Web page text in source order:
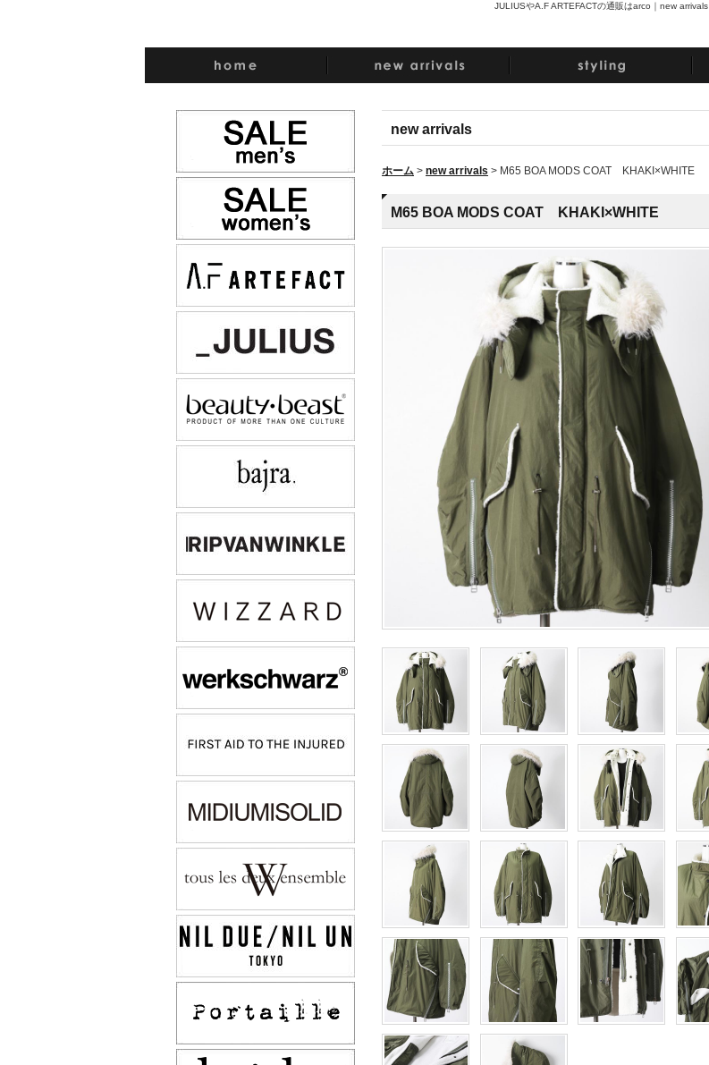
JULIUSやA.F ARTEFACTの通販はarco｜ new arrivals
new arrivals
ホーム > new arrivals > M65 BOA MODS COAT KHAKI×WHITE
M65 BOA MODS COAT KHAKI×WHITE